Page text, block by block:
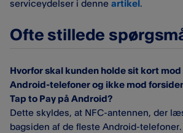
serviceydelser i denne artikel.
Ofte stillede
Hvorfor skal kunden holde sit kort
Android-telefoner og ikke mod
Tap to Pay på Android?
Dette skyldes, at NFC-antennen, der
bagsiden af de fleste Android-